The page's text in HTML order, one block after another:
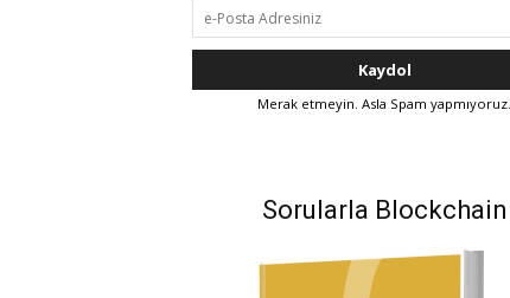
Merak etmeyin. Asla Spam yapmıyoruz.
Sorularla Blockchain